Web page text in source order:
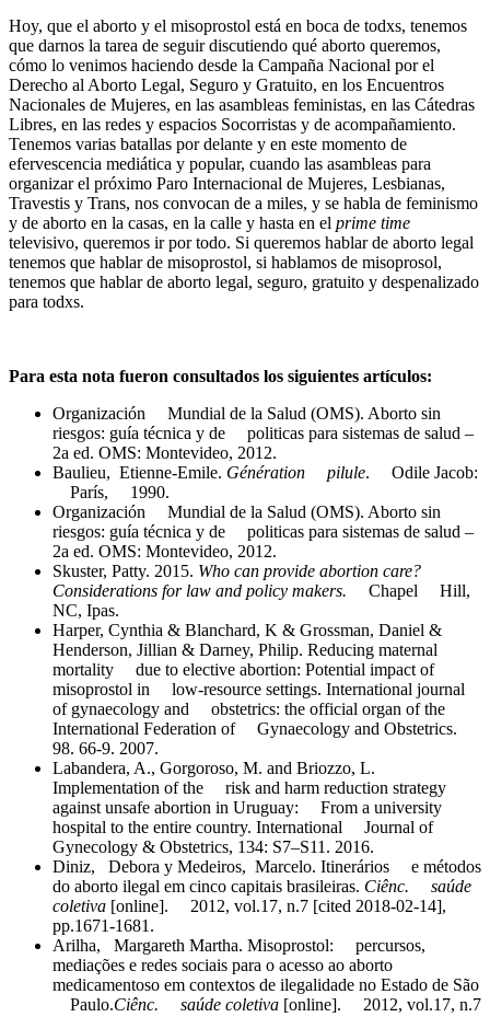
Hoy, que el aborto y el misoprostol está en boca de todxs, tenemos
que darnos la tarea de seguir discutiendo qué aborto queremos,
cómo lo venimos haciendo desde la Campaña Nacional por el
Derecho al Aborto Legal, Seguro y Gratuito, en los Encuentros
Nacionales de Mujeres, en las asambleas feministas, en las Cátedras
Libres, en las redes y espacios Socorristas y de acompañamiento.
Tenemos varias batallas por delante y en este momento de
efervescencia mediática y popular, cuando las asambleas para
organizar el próximo Paro Internacional de Mujeres, Lesbianas,
Travestis y Trans, nos convocan de a miles, y se habla de feminismo
y de aborto en la casas, en la calle y hasta en el prime time
televisivo, queremos ir por todo. Si queremos hablar de aborto legal
tenemos que hablar de misoprostol, si hablamos de misoprosol,
tenemos que hablar de aborto legal, seguro, gratuito y despenalizado
para todxs.
Para esta nota fueron consultados los siguientes artículos:
Organización Mundial de la Salud (OMS). Aborto sin
riesgos: guía técnica y de politicas para sistemas de salud –
2a ed. OMS: Montevideo, 2012.
Baulieu, Etienne-Emile. Génération pilule. Odile Jacob:
París, 1990.
Organización Mundial de la Salud (OMS). Aborto sin
riesgos: guía técnica y de politicas para sistemas de salud –
2a ed. OMS: Montevideo, 2012.
Skuster, Patty. 2015. Who can provide abortion care?
Considerations for law and policy makers.
Chapel Hill,
NC, Ipas.
Harper, Cynthia & Blanchard, K & Grossman, Daniel &
Henderson, Jillian & Darney, Philip. Reducing maternal
mortality due to elective abortion: Potential impact of
misoprostol in low-resource settings. International journal
of gynaecology and obstetrics: the official organ of the
International Federation of Gynaecology and Obstetrics.
98. 66-9. 2007.
Labandera, A., Gorgoroso, M. and Briozzo, L.
Implementation of the risk and harm reduction strategy
against unsafe abortion in Uruguay: From a university
hospital to the entire country. International Journal of
Gynecology & Obstetrics, 134: S7–S11. 2016.
Diniz, Debora y Medeiros, Marcelo. Itinerários e métodos
do aborto ilegal em cinco capitais brasileiras. Ciênc.
saúde
coletiva [online]. 2012, vol.17, n.7 [cited 2018-02-14],
pp.1671-1681.
Arilha, Margareth Martha. Misoprostol: percursos,
mediações e redes sociais para o acesso ao aborto
medicamentoso em contextos de ilegalidade no Estado de São
Paulo.Ciênc. saúde coletiva [online]. 2012, vol.17, n.7